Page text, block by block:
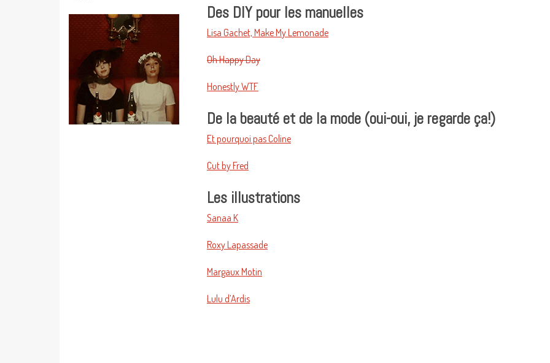
Des DIY pour les manuelles
Lisa Gachet, Make My Lemonade
Oh Happy Day
Honestly WTF
De la beauté et de la mode (oui-oui, je regarde ça!)
Et pourquoi pas Coline
Cut by Fred
Les illustrations
Sanaa K
Roxy Lapassade
Margaux Motin
Lulu d’Ardis